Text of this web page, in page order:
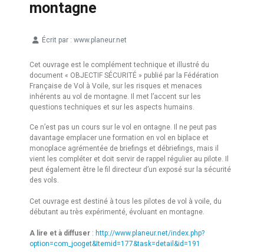
montagne
Écrit par : www.planeur.net
Cet ouvrage est le complément technique et illustré du
document « OBJECTIF SÉCURITÉ » publié par la Fédération
Française de Vol à Voile, sur les risques et menaces
inhérents au vol de montagne. Il met l’accent sur les
questions techniques et sur les aspects humains.
Ce n’est pas un cours sur le vol en ontagne. Il ne peut pas
davantage emplacer une formation en vol en biplace et
monoplace agrémentée de briefings et débriefings, mais il
vient les compléter et doit servir de rappel régulier au pilote. Il
peut également être le fil directeur d’un exposé sur la sécurité
des vols.
Cet ouvrage est destiné à tous les pilotes de vol à voile, du
débutant au très expérimenté, évoluant en montagne.
A lire et à diffuser : http://www.planeur.net/index.php?
option=com_jooget&Itemid=177&task=detail&id=191